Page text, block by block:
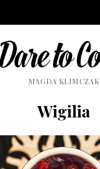
MAGDA KLIMCZAK
Wigilia